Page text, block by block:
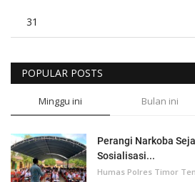
31
POPULAR POSTS
Minggu ini Bulan ini
Perangi Narkoba
Sosialisasi...
Humas Polres Timor